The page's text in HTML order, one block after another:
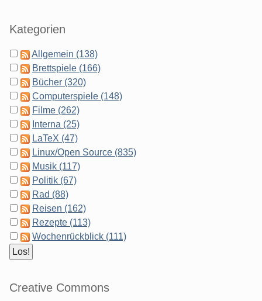
Kategorien
Allgemein (138)
Brettspiele (166)
Bücher (320)
Computerspiele (148)
Filme (262)
Interna (25)
LaTeX (47)
Linux/Open Source (835)
Musik (117)
Politik (67)
Rad (88)
Reisen (162)
Rezepte (113)
Wochenrückblick (111)
Creative Commons